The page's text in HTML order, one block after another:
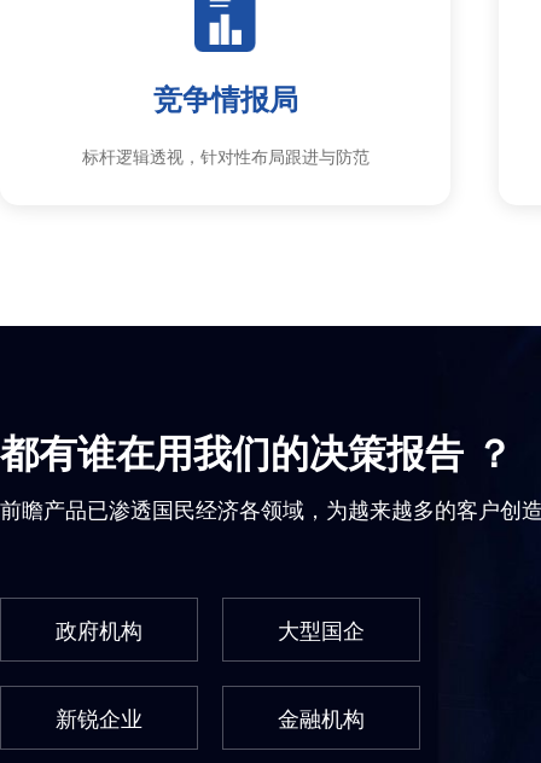
竞争情报局
标杆逻辑透视，针对性布局跟进与防范
都有谁在用我们的决策报告 ？
前瞻产品已渗透国民经济各领域，为越来越多的客户创
政府机构 大型国企
新锐企业 金融机构